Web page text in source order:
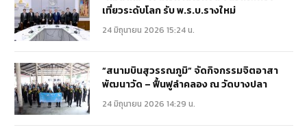
เที่ยวระดับโลก รับ พ.ร.บ.รางใหม่
24 มิถุนายน 2026 15:24 น.
“สนามบินสุวรรณภูมิ” จัดกิจกรรมจิตอาสา
พัฒนาวัด – ฟื้นฟูลำคลอง ณ วัดบางปลา
24 มิถุนายน 2026 14:29 น.